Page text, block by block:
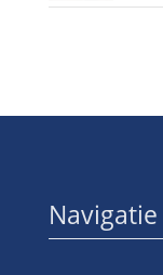
Navigatie